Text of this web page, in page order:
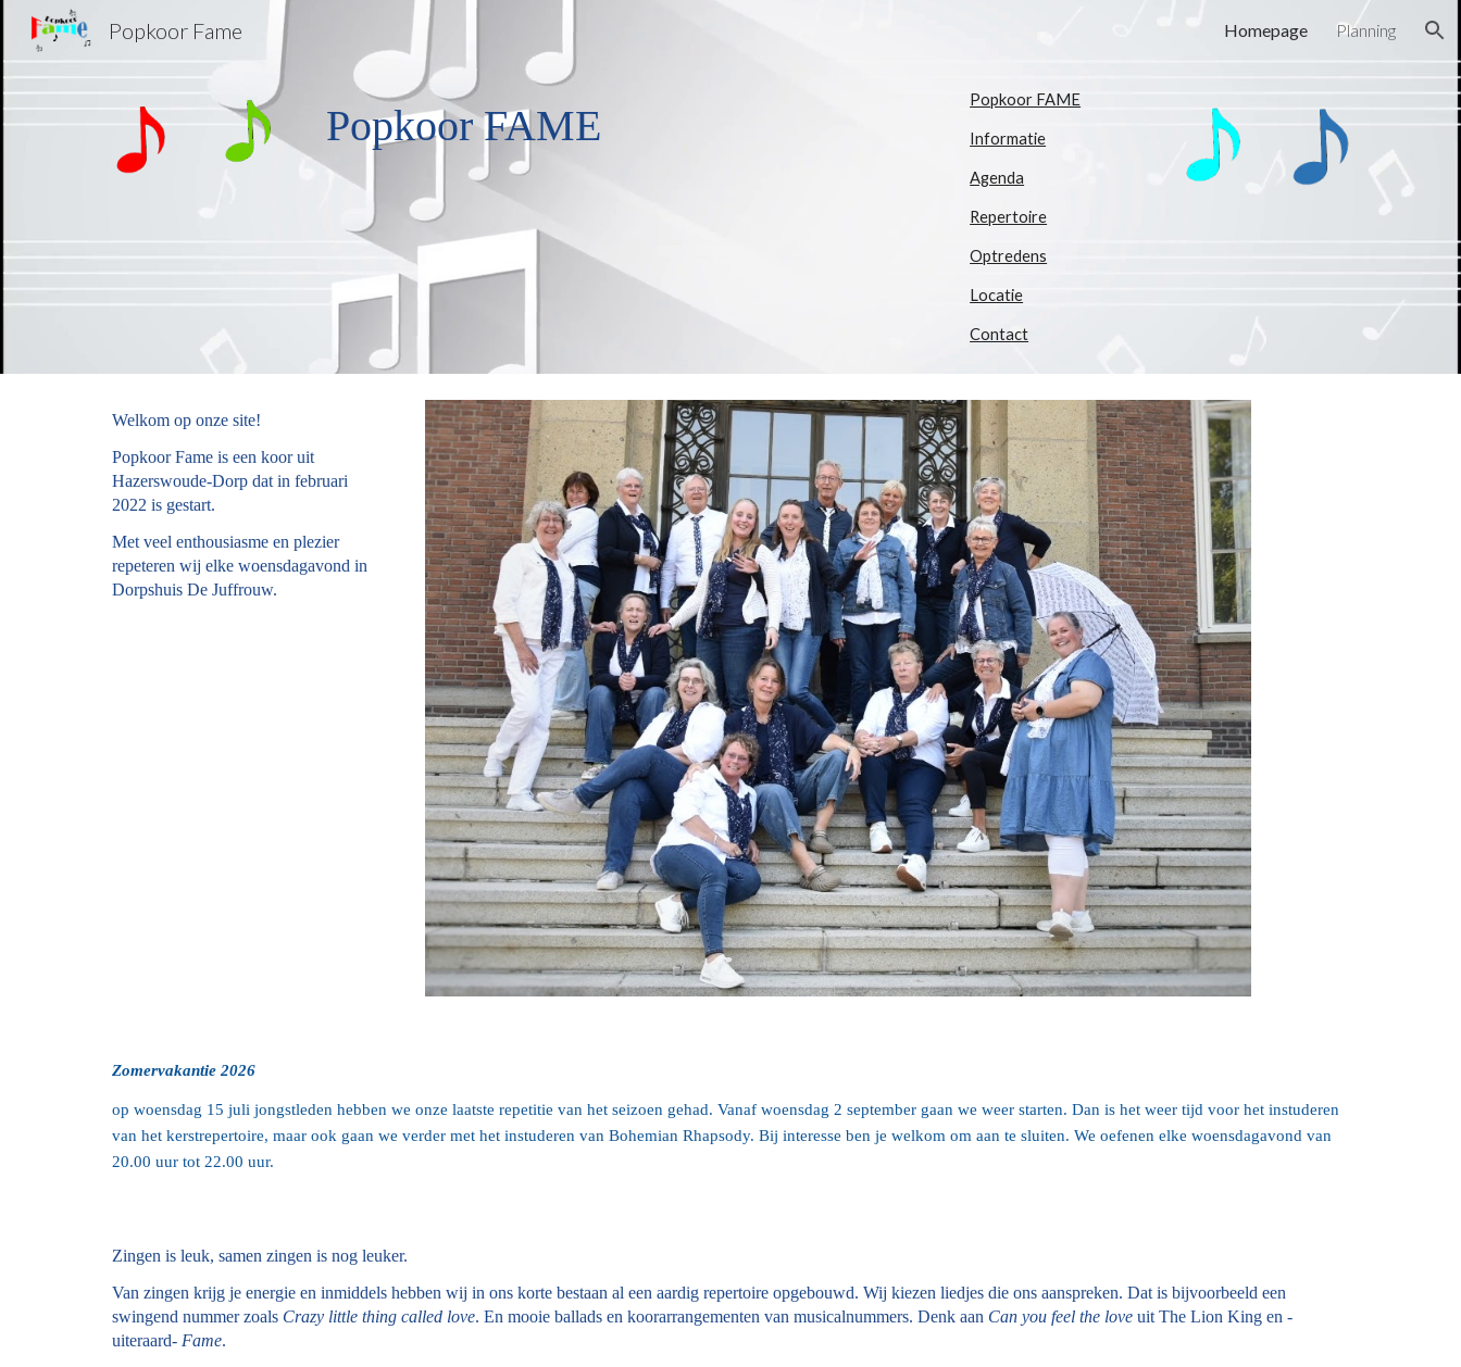
Popkoor Fame Homepage Planning
Popkoor FAME
Popkoor FAME
Informatie
Agenda
Repertoire
Optredens
Locatie
Contact
Welkom op onze site!
Popkoor Fame is een koor uit
Hazerswoude-Dorp dat in februari
2022 is gestart.
Met veel enthousiasme en plezier
repeteren wij elke woensdagavond in
Dorpshuis De Juffrouw.
Zomervakantie 2026
op woensdag 15 juli jongstleden hebben we onze laatste repetitie van het seizoen gehad. Vanaf woensdag 2 september gaan we weer starten. Dan is het weer tijd voor het instuderen
van het kerstrepertoire, maar ook gaan we verder met het instuderen van Bohemian Rhapsody. Bij interesse ben je welkom om aan te sluiten. We oefenen elke woensdagavond van
20.00 uur tot 22.00 uur.
Zingen is leuk, samen zingen is nog leuker.
Van zingen krijg je energie en inmiddels hebben wij in ons korte bestaan al een aardig repertoire opgebouwd. Wij kiezen liedjes die ons aanspreken. Dat is bijvoorbeeld een
swingend nummer zoals Crazy little thing called love. En mooie ballads en koorarrangementen van musicalnummers. Denk aan Can you feel the loveuit The Lion King en -
uiteraard- Fame.